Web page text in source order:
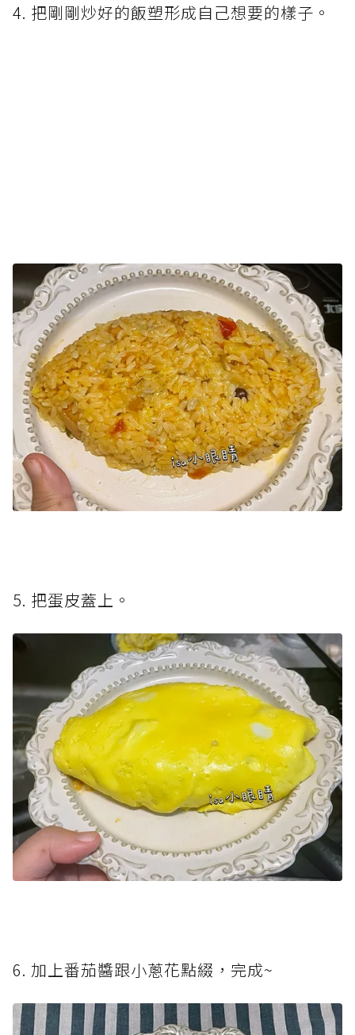
4. 把剛剛炒好的飯塑形成自己想要的樣子。
5. 把蛋皮蓋上。
6. 加上番茄醬跟小蔥花點綴，完成~